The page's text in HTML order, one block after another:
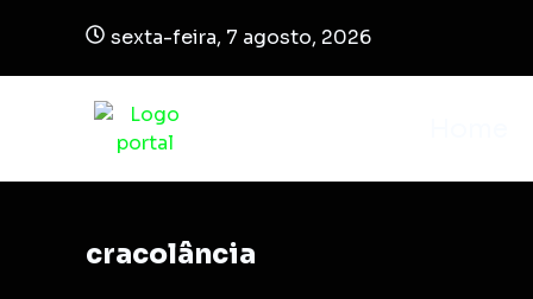
sexta-feira, 7 agosto, 2026
cracolância